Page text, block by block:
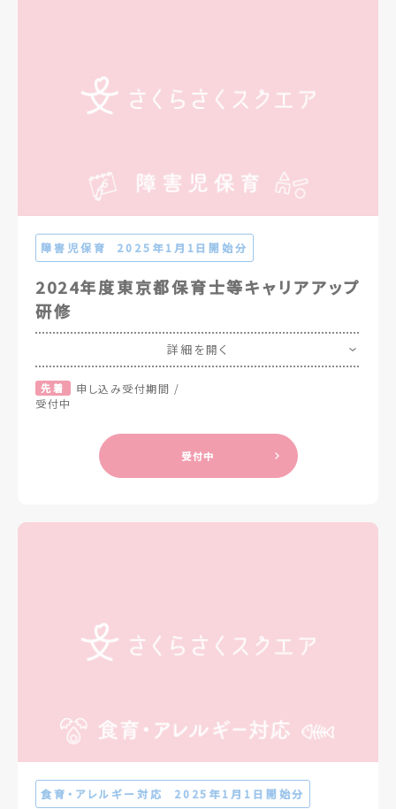
2024年度東京都保育士等キャリアアップ
研修
障害児保育 2025年1月1日開始分
詳細を開く
先着
申し込み受付期間 /
受付中
受付中
食育・アレルギー対応 2025年1月1日開始分